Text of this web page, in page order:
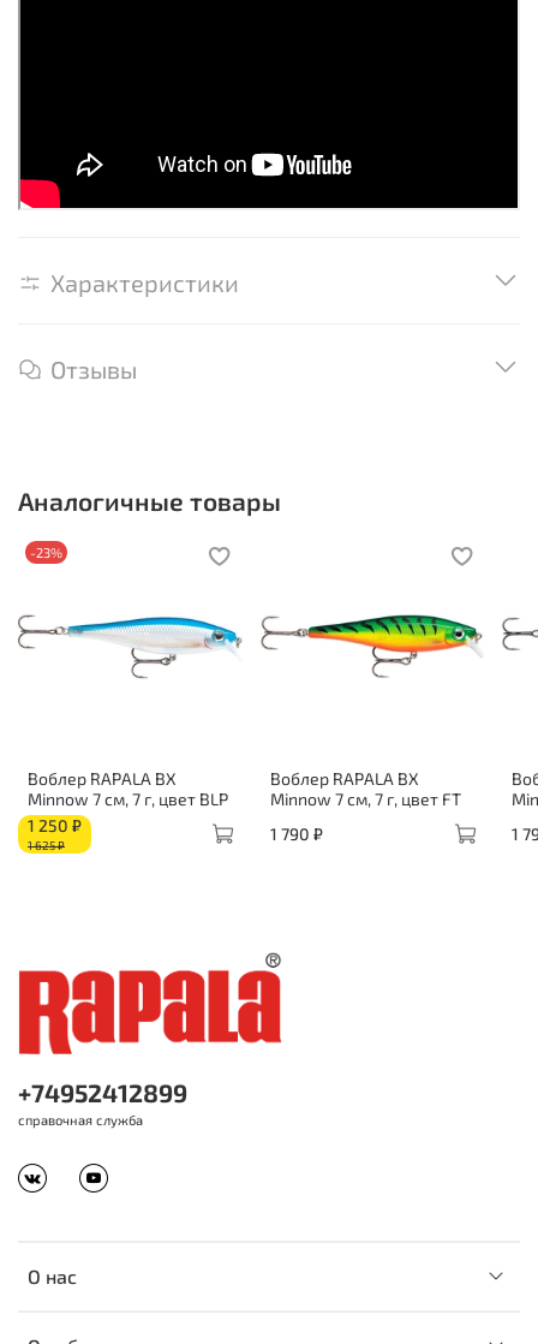
Характеристики
Отзывы
Аналогичные товары
-23%
Воблер RAPALA BX
Minnow 7 см, 7 г, цвет BLP
1 250 ₽
1 625 ₽
Воблер RAPALA BX
Minnow 7 см, 7 г, цвет FT
1 790 ₽
1
О нас
+74952412899
справочная служба